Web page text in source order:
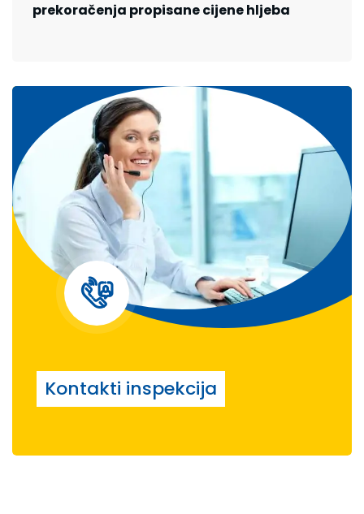
prekoračenja propisane cijene hljeba
Kontakti inspekcija